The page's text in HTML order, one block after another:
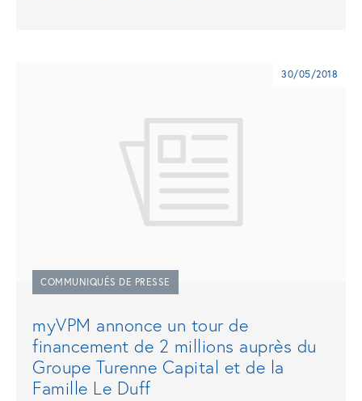
30/05/2018
COMMUNIQUÉS DE PRESSE
myVPM annonce un tour de
financement de 2 millions auprès du
Groupe Turenne Capital et de la
Famille Le Duff